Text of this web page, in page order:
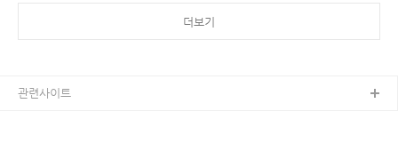
리 연결(파일을 호스트에 바로 저장, 마운트개념) --rm 프로세스
더보기
관련사이트